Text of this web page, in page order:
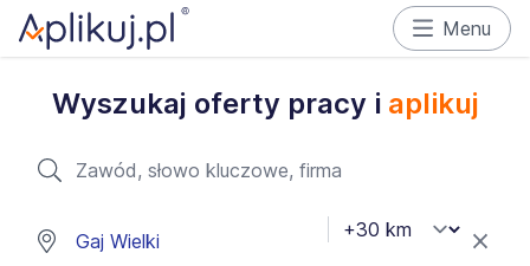
Menu
Wyszukaj oferty pracy i aplikuj